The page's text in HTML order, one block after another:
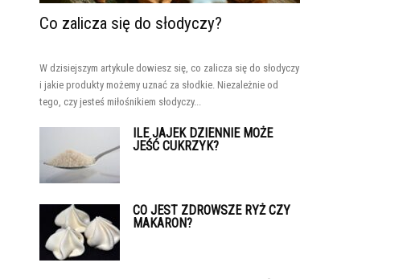
Co zalicza się do słodyczy?
W dzisiejszym artykule dowiesz się, co zalicza się do słodyczy
i jakie produkty możemy uznać za słodkie. Niezależnie od
tego, czy jesteś miłośnikiem słodyczy...
ILE JAJEK DZIENNIE MOŻE
JEŚĆ CUKRZYK?
CO JEST ZDROWSZE RYŻ CZY
MAKARON?